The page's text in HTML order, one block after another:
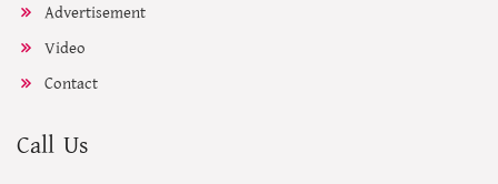
Advertisement
Video
Contact
Call Us